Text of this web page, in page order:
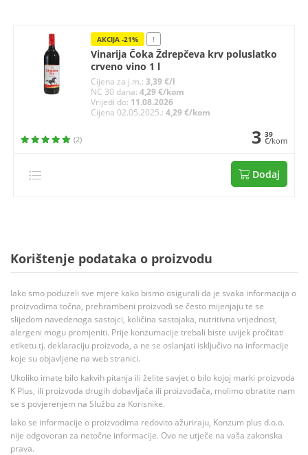
AKCIJA -21% !
Vinarija Čoka Ždrepčeva krv poluslatko
crveno vino 1 l
Cijena za j.m.: 3,39 €/l
NC 30 dana: 4,29 €/kom
Vrijedi do: 11.08.2026
Cijena 02.05.2025.: 4,29 €/kom
(2) 3 39
€/kom
Dodaj
Korištenje podataka o proizvodu
Iako smo poduzeli sve mjere kako bismo osigurali da je svaka informacija o
proizvodima točna, prehrambeni proizvodi se često mijenjaju te se
slijedom navedenoga sastojci, količina sastojaka, nutritivna vrijednost,
alergeni mogu promjeniti. Prije konzumacije trebali biste uvijek pročitati
etiketu tj. deklaraciju proizvoda, a ne se oslanjati isključivo na informacije
koje su objavljene na web stranici.
Ukoliko imate bilo kakvih pitanja ili želite savjet o bilo kojoj marki proizvoda
K Plus, ili proizvoda drugih dobavljača ili proizvođača, molimo obratite nam
se s povjerenjem na Službu za Korisnike.
Iako se informacije o proizvodima redovito ažuriraju, Konzum plus d.o.o.
nije odgovoran za netočne informacije. Ovo ne utječe na vaša zakonska
prava.